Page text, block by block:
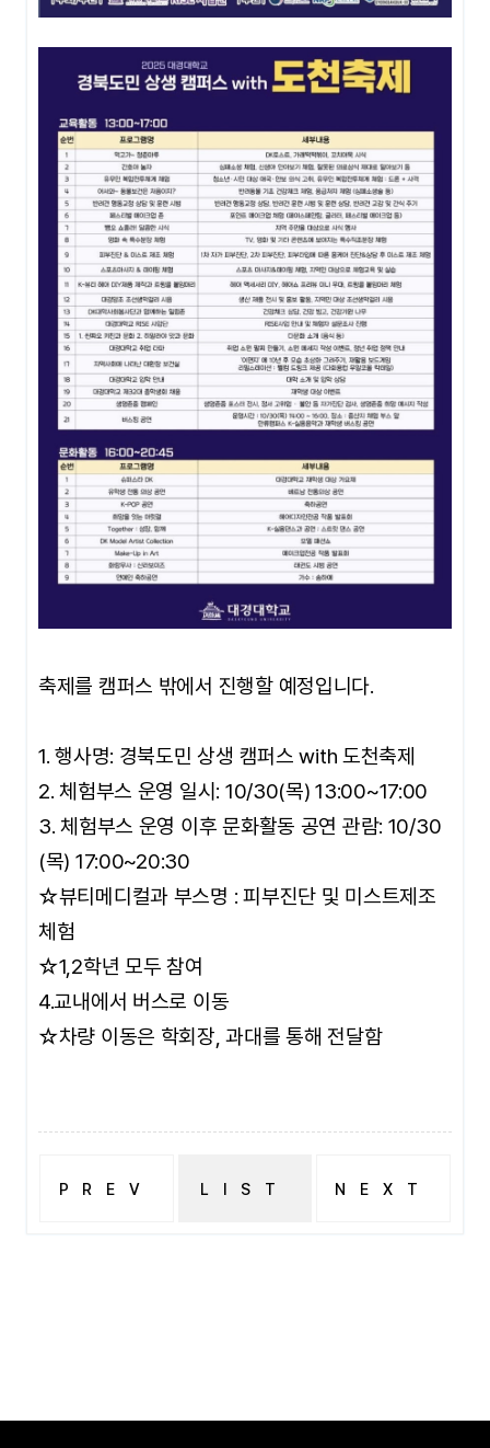
축제를 캠퍼스 밖에서 진행할 예정입니다.
1. 행사명: 경북도민 상생 캠퍼스 with 도천축제
2. 체험부스 운영 일시: 10/30(목) 13:00~17:00
3. 체험부스 운영 이후 문화활동 공연 관람: 10/30
(목) 17:00~20:30
☆뷰티메디컬과 부스명 : 피부진단 및 미스트제조
체험
☆1,2학년 모두 참여
4.교내에서 버스로 이동
☆차량 이동은 학회장, 과대를 통해 전달함
PREV LIST NEXT